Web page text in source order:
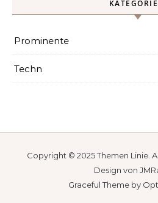
Prominente
Techn
Copyright © 2025Themen Linie.
Design von
Graceful Theme by